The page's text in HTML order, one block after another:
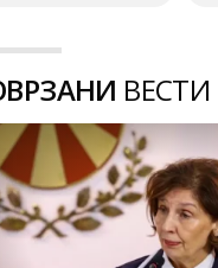
ВЕСТИ